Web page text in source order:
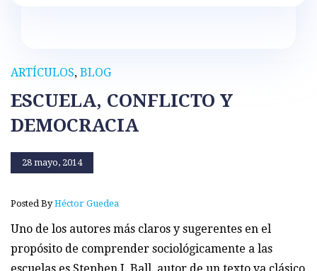
ARTÍCULOS, BLOG
ESCUELA, CONFLICTO Y
DEMOCRACIA
28 mayo, 2014
Posted ByHéctor Guedea
Uno de los autores más claros y sugerentes en el
propósito de comprender sociológicamente a las